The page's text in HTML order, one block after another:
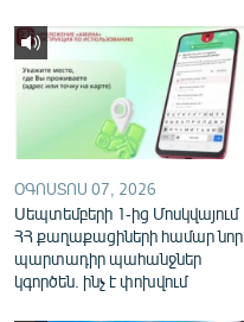
ՕԳՈՍՏՈՍ 07, 2026
Սեպտեմբերի 1-ից Մոսկվայում
ՀՀ քաղաքացիների համար նոր
պարտադիր պահանջներ
կգործեն. ինչ է փոխվում